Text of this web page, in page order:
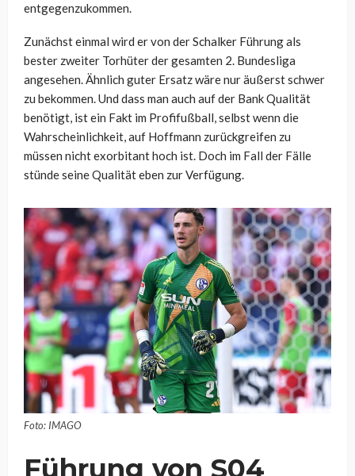
entgegenzukommen.
Zunächst einmal wird er von der Schalker Führung als
bester zweiter Torhüter der gesamten 2. Bundesliga
angesehen. Ähnlich guter Ersatz wäre nur äußerst schwer
zu bekommen. Und dass man auch auf der Bank Qualität
benötigt, ist ein Fakt im Profifußball, selbst wenn die
Wahrscheinlichkeit, auf Hoffmann zurückgreifen zu
müssen nicht exorbitant hoch ist. Doch im Fall der Fälle
stünde seine Qualität eben zur Verfügung.
Foto: IMAGO
Führung von S04